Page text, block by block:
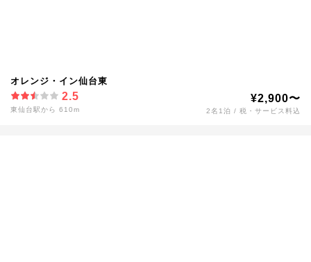
オレンジ・イン仙台東
2.5
東仙台駅から 610m
¥2,900〜
2名1泊 / 税・サービス料込